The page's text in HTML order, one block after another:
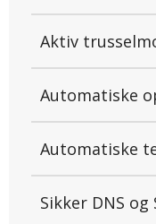
Aktiv
Automatiske
Automatiske
Sikker DNS og